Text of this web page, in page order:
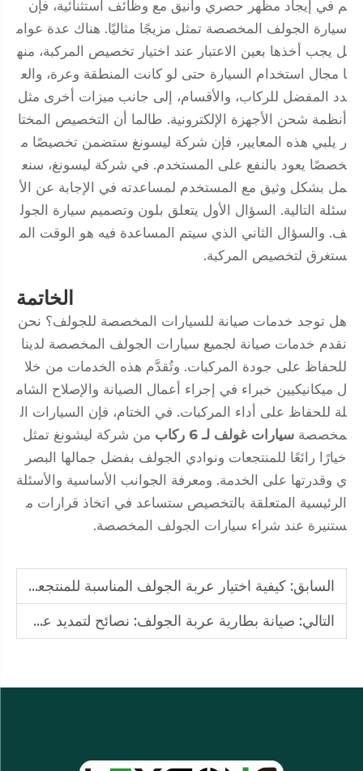
م في إيجاد مظهر حصري وأنيق مع وظائف استثنائية، فإن
سيارة الجولف المخصصة تمثل مزيجًا مثاليًا. هناك عدة عوام
ل يجب أخذها بعين الاعتبار عند اختيار تخصيص المركبة، منه
ا مجال استخدام السيارة حتى لو كانت المنطقة وعرة، والع
دد المفضل للركاب، والأقسام، إلى جانب ميزات أخرى مثل
أنظمة شحن الأجهزة الإلكترونية. طالما أن التخصيص المختا
ر يلبي هذه المعايير، فإن شركة ليسونغ ستضمن تخصيصًا م
خصصًا يعود بالنفع على المستخدم. في شركة ليسونغ، سنع
مل بشكل وثيق مع المستخدم لمساعدته في الإجابة عن الأ
سئلة التالية. السؤال الأول يتعلق بلون وتصميم سيارة الجول
ف. والسؤال الثاني الذي سيتم المساعدة فيه هو الوقت الم
ستغرق لتخصيص المركبة.
الخاتمة
هل توجد خدمات صيانة للسيارات المخصصة للجولف؟ نحن
نقدم خدمات صيانة لجميع سيارات الجولف المخصصة لدينا
للحفاظ على جودة المركبات. وتُقدَّم هذه الخدمات من خلا
ل ميكانيكيين خبراء في إجراء أعمال الصيانة والإصلاح الشام
لة للحفاظ على أداء المركبات. في الختام، فإن السيارات ال
مخصصة سيارات غولف لـ 6 ركاب
من شركة ليشونغ تمثل
خيارًا رائعًا للمنتجعات ونوادي الجولف بفضل جمالها البصر
ي وقدرتها على الخدمة. ومعرفة الجوانب الأساسية والأسئلة
الرئيسية المتعلقة بالتخصيص ستساعد في اتخاذ قرارات م
ستنيرة عند شراء سيارات الجولف المخصصة.
السابق: كيفية اختيار عربة الجولف المناسبة للمنتجعات والفنادق
التالي: صيانة بطارية عربة الجولف: نصائح لتمديد عمرها الافتراضي